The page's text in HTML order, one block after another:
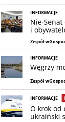
INFORMACJE
Nie-
i
Zespół
INFORMACJE
Węgrzy
Zespół
INFORMACJE
O krok od
ukraiński